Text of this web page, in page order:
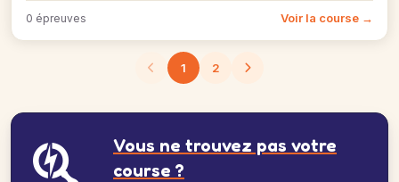
0 épreuves Voir la course →
1 2
Vous ne trouvez pas votre
course ?